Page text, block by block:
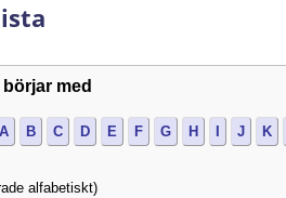
med
A B C D E F G H I J K
alfabetiskt)